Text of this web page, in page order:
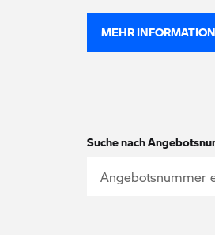
MEHR
Suche nach